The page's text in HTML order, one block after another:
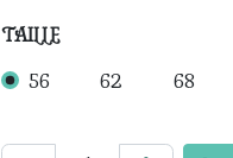
TAILLE
56 62 68